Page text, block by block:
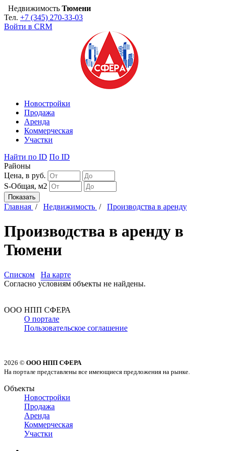
Недвижимость Тюмени
Тел. +7 (345) 270-33-03
Войти в CRM
Новостройки
Продажа
Аренда
Коммерческая
Участки
Найти по ID По ID
Районы
Цена, в руб.
S-Общая, м2
Главная / Недвижимость / Производства в аренду
Производства в аренду в
Тюмени
Списком
На карте
Согласно условиям объекты не найдены.
ООО НПП СФЕРА
О портале
Пользовательское соглашение
2026 © ООО НПП СФЕРА
На портале представлены все имеющиеся предложения на рынке.
Объекты
Новостройки
Продажа
Аренда
Коммерческая
Участки